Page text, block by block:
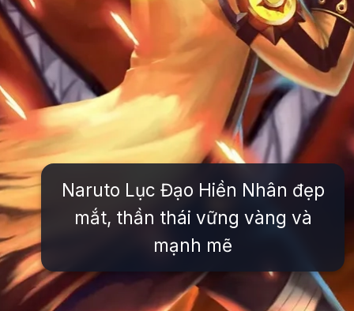
Naruto Lục Đạo Hiền Nhân đẹp
mắt, thần thái vững vàng và
mạnh mẽ